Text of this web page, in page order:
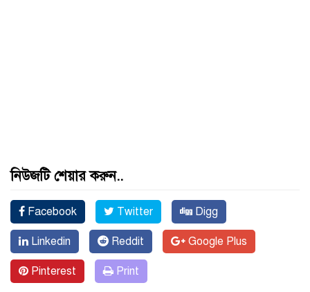
নিউজটি শেয়ার করুন..
Facebook Twitter Digg
Linkedin Reddit Google Plus
Pinterest Print